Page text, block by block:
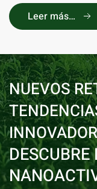
Leer más…
NUEVOS